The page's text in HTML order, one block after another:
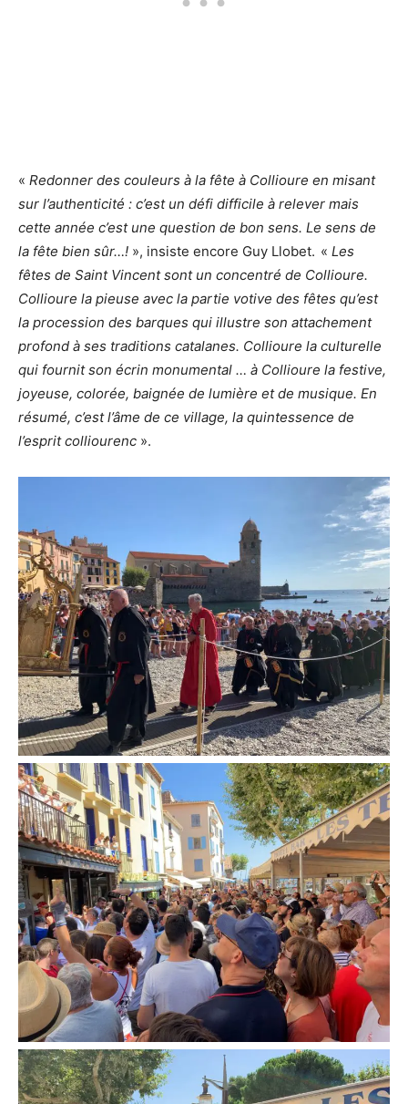
« Redonner des couleurs à la fête à Collioure en misant
sur l’authenticité : c’est un défi difficile à relever mais
cette année c’est une question de bon sens. Le sens de
la fête bien sûr…! », insiste encore Guy Llobet. « Les
fêtes de Saint Vincent sont un concentré de Collioure.
Collioure la pieuse avec la partie votive des fêtes qu’est
la procession des barques qui illustre son attachement
profond à ses traditions catalanes. Collioure la culturelle
qui fournit son écrin monumental … à Collioure la festive,
joyeuse, colorée, baignée de lumière et de musique. En
résumé, c’est l’âme de ce village, la quintessence de
l’esprit colliourenc ».